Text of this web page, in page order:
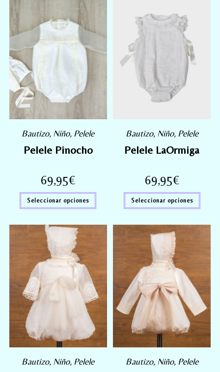
Bautizo, Niño, Pelele
Pelele Pinocho
69,95€
Seleccionar opciones
Bautizo, Niño, Pelele
Pelele LaOrmiga
69,95€
Seleccionar opciones
Bautizo, Niño, Pelele Bautizo, Niño, Pelele